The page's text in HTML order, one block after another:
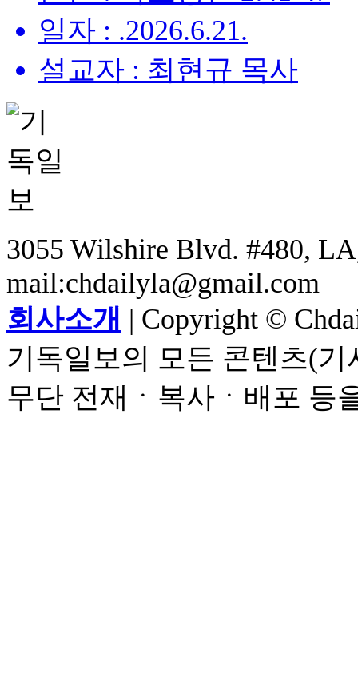
일자 : .2026.6.21.
설교자 : 최현규 목사
3055 Wilshire Blvd. #480,
mail:chdailyla@gmail.com
회사소개 | Copyright ©
기독일보의 모든 콘텐츠(
무단 전재ㆍ복사ㆍ배포 등